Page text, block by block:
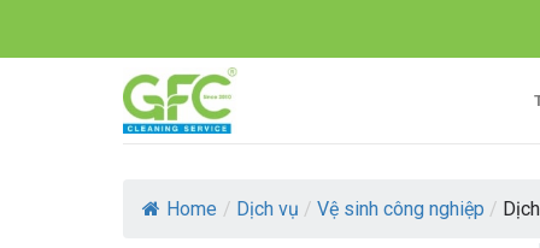
Home / Dịch vụ / Vệ sinh công nghiệp /